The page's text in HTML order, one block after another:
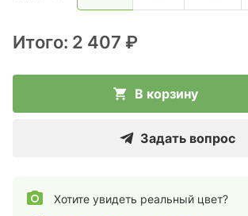
Итого: 2 407 ₽
В корзину
Задать вопрос
Хотите увидеть реальный цвет?